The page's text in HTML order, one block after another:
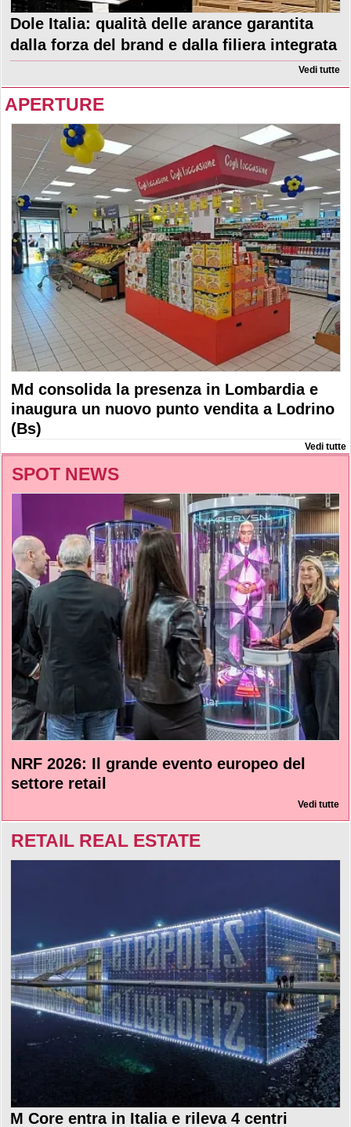
Dole Italia: qualità delle arance garantita
dalla forza del brand e dalla filiera integrata
Vedi tutte
APERTURE
Md consolida la presenza in Lombardia e
inaugura un nuovo punto vendita a Lodrino
(Bs)
Vedi tutte
SPOT NEWS
NRF 2026: Il grande evento europeo del
settore retail
Vedi tutte
RETAIL REAL ESTATE
M Core entra in Italia e rileva 4 centri